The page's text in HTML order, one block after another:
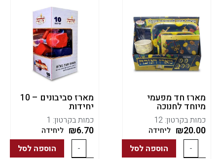
מארז חד מפעמי
מיוחד לחנוכה
כמות בקרטון: 12
₪20.00 ליחידה
- הוספה לסל
מארז סביבונים – 10
יחידות
כמות בקרטון: 1
₪6.70 ליחידה
- הוספה לסל